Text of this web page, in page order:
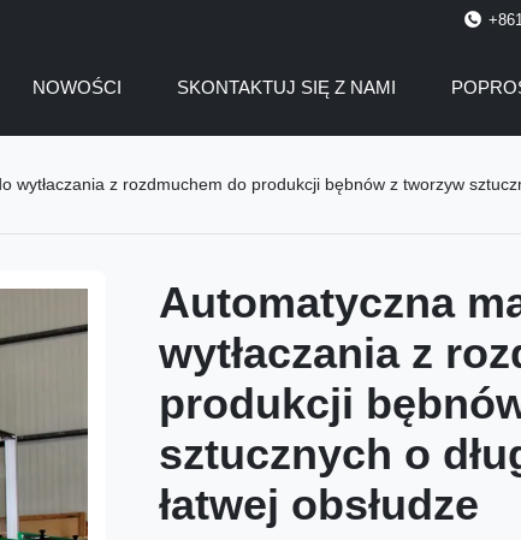
NOWOŚCI SKONTAKTUJ SIĘ Z NAMI
wytłaczania z rozdmuchem do produkcji bębnów z tworzyw
Automatyczna
wytłaczania z
produkcji
sztucznych o
łatwej obsłudze